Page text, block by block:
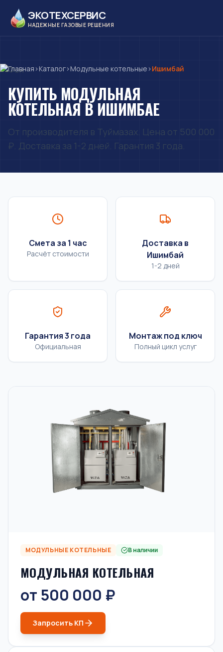
ЭКОТЕХСЕРВИС
НАДЕЖНЫЕ ГАЗОВЫЕ РЕШЕНИЯ
Главная ›Каталог›Модульные котельные ›Ишимбай
КУПИТЬ МОДУЛЬНАЯ
КОТЕЛЬНАЯ В ИШИМБАЕ
От производителя в Туймазах. Цена от 500 000
₽. Доставка за 1-2 дней. Гарантия 3 года.
Смета за 1 час
Расчёт стоимости
Доставка в
Ишимбай
1-2 дней
Гарантия 3 года
Официальная
Монтаж под ключ
Полный цикл услуг
МОДУЛЬНЫЕ КОТЕЛЬНЫЕ В наличии
МОДУЛЬНАЯ КОТЕЛЬНАЯ
от 500 000 ₽
Запросить КП